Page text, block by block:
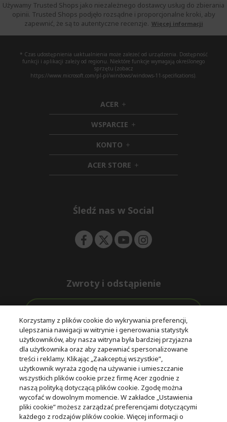
Używamy Trusted Shops jako niezależnego dostawcy usług do zbierania
opinii. Trusted Shops podjęło rozsądne i proporcjonalne kroki, aby
zapewnić, że są to autentyczne recenzje. Więcej informacji
* Czas udostępnienia uaktualnienia może zależeć od urządzenia. Dostępność
funkcji i aplikacji zależy od regionu. Niektóre funkcje wymagają określonego
sprzętu (zobacz
https://www.microsoft.com/pl-pl/windows/windows-11-specifications).
ACER h
i
d
d
e
n
WSPARCIE h
i
d
e
n
KONTO h
i
d
d
ACER STORE h
i
e
Śledź nas w Social
Zwroty i odstąpienie
Darmowa
ekspresowa
dostawa
Wsparcie
przed i po
zakupie
Bezpieczne
płatności
© 2025 Acer Inc.
Firma CPYou BV jest autoryzowanym sprzedawcą produktów i
usług oferowanych w tym sklepie.
Korzystamy z plików cookie do wykrywania preferencji,
ulepszania nawigacji w witrynie i generowania statystyk
użytkowników, aby nasza witryna była bardziej przyjazna
dla użytkownika oraz aby zapewniać spersonalizowane
treści i reklamy. Klikając „Zaakceptuj wszystkie”,
użytkownik wyraża zgodę na używanie i umieszczanie
wszystkich plików cookie przez firmę Acer zgodnie z
naszą polityką dotyczącą plików cookie. Zgodę można
wycofać w dowolnym momencie. W zakładce „Ustawienia
pliki cookie” możesz zarządzać preferencjami dotyczącymi
każdego z rodzajów plików cookie. Więcej informacji o